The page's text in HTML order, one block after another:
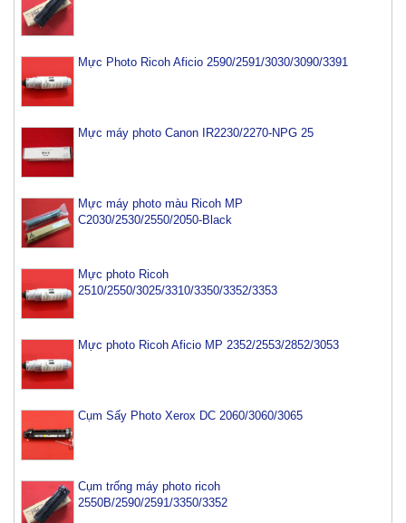
Mực Photo Ricoh Aficio 2590/2591/3030/3090/3391
Mực máy photo Canon IR2230/2270-NPG 25
Mực máy photo màu Ricoh MP
C2030/2530/2550/2050-Black
Mực photo Ricoh
2510/2550/3025/3310/3350/3352/3353
Mực photo Ricoh Aficio MP 2352/2553/2852/3053
Cụm Sấy Photo Xerox DC 2060/3060/3065
Cụm trống máy photo ricoh
2550B/2590/2591/3350/3352